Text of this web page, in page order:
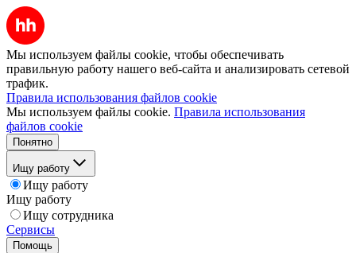
Мы используем файлы cookie, чтобы обеспечивать
правильную работу нашего веб-сайта и анализировать сетевой
трафик.
Правила использования файлов cookie
Мы используем файлы cookie. Правила использования
файлов cookie
Понятно
Ищу работу
Ищу работу
Ищу работу
Ищу сотрудника
Сервисы
Помощь